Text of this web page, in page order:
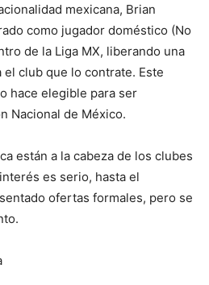
mexicana, Brian
como jugador doméstico (No
de la Liga MX, liberando una
club que lo contrate. Este
hace elegible para ser
Nacional de México.
están a la cabeza de los clubes
es serio, hasta el
ofertas formales, pero se